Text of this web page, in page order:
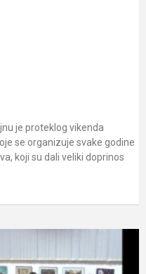
je proteklog vikenda
se organizuje svake godine
koji su dali veliki doprinos